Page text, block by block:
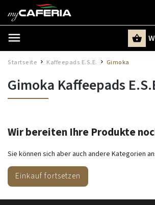
Startseite / Kaffeepads E.S.E. Gimoka
Gimoka Kaffeepads
Wir bereiten Ihre Produkte
Sie können sich aber auch andere Kategorien
Einkauf fortsetzen